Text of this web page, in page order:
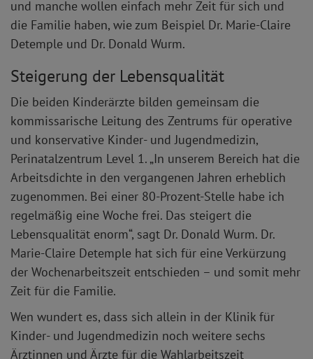
und manche wollen einfach mehr Zeit für sich und
die Familie haben, wie zum Beispiel Dr. Marie-Claire
Detemple und Dr. Donald Wurm.
Steigerung der Lebensqualität
Die beiden Kinderärzte bilden gemeinsam die
kommissarische Leitung des Zentrums für operative
und konservative Kinder- und Jugendmedizin,
Perinatalzentrum Level 1. „In unserem Bereich hat die
Arbeitsdichte in den vergangenen Jahren erheblich
zugenommen. Bei einer 80-Prozent-Stelle habe ich
regelmäßig eine Woche frei. Das steigert die
Lebensqualität enorm“, sagt Dr. Donald Wurm. Dr.
Marie-Claire Detemple hat sich für eine Verkürzung
der Wochenarbeitszeit entschieden – und somit mehr
Zeit für die Familie.
Wen wundert es, dass sich allein in der Klinik für
Kinder- und Jugendmedizin noch weitere sechs
Ärztinnen und Ärzte für die Wahlarbeitszeit